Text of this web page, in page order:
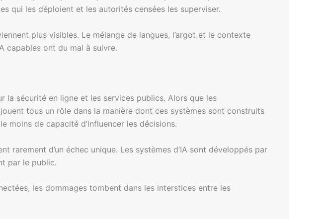
qui les déploient et les autorités censées les superviser.
plus visibles. Le mélange de langues, l’argot et le contexte
capables ont du mal à suivre.
la sécurité en ligne et les services publics. Alors que les
tous un rôle dans la manière dont ces systèmes sont construits
moins de capacité d’influencer les décisions.
rarement d’un échec unique. Les systèmes d’IA sont développés par
par le public.
les dommages tombent dans les interstices entre les